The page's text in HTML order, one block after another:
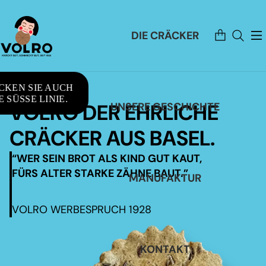
DIE CRÄCKER
UNSERE GESCHICHTE
MANUFAKTUR
KONTAKT
Artikel
im
Warenkorb
SIE AUCH
SÜSSE LINIE.
VOLRO DER EHRLICHE
CRÄCKER AUS BASEL.
“WER SEIN BROT ALS KIND GUT KAUT,
FÜRS ALTER STARKE ZÄHNE BAUT.”
VOLRO WERBESPRUCH 1928